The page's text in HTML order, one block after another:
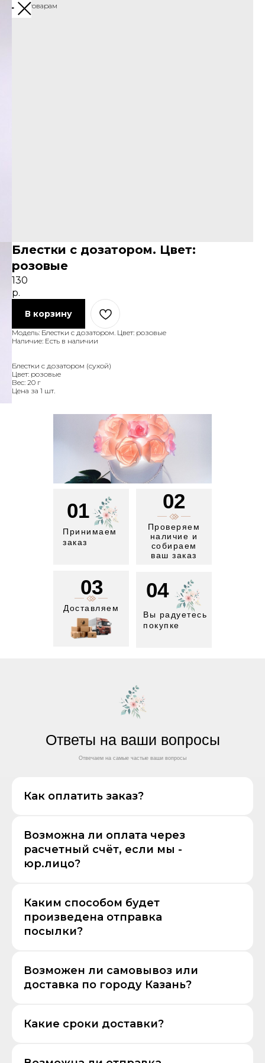
Назад к товарам
Блестки с дозатором. Цвет:
розовые
130
р.
В корзину
Модель: Блестки с дозатором. Цвет: розовые
Наличие: Есть в наличии
Блестки с дозатором (сухой)
Цвет: розовые
Вес: 20 г
Цена за 1 шт.
01
Принимаем
заказ
02
Проверяем
наличие и
собираем
ваш заказ
03
Доставляем
04
Вы радуетесь
покупке
Ответы на ваши вопросы
Отвечаем на самые частые ваши вопросы
Как оплатить заказ?
Возможна ли оплата через
расчетный счёт, если мы -
юр.лицо?
Каким способом будет
произведена отправка
посылки?
Возможен ли самовывоз или
доставка по городу Казань?
Какие сроки доставки?